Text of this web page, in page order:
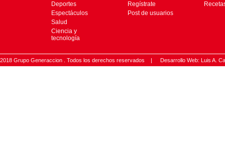
Deportes
Espectáculos
Salud
Ciencia y
tecnología
Regístrate
Post de usuarios
2018 Grupo Generaccion . Todos los derechos reservados | Desarrollo Web: Luis